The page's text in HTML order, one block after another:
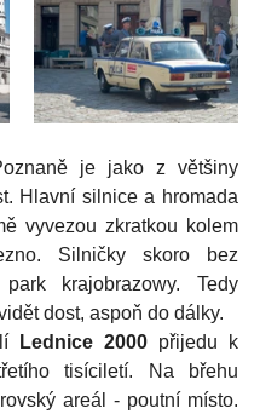
je jako z většiny
Hlavní silnice a hromada
vyvezou zkratkou kolem
Silničky skoro bez
krajobrazowy. Tedy
dost, aspoň do dálky.
Lednice 2000 přijedu k
tisíciletí. Na břehu
areál - poutní místo.